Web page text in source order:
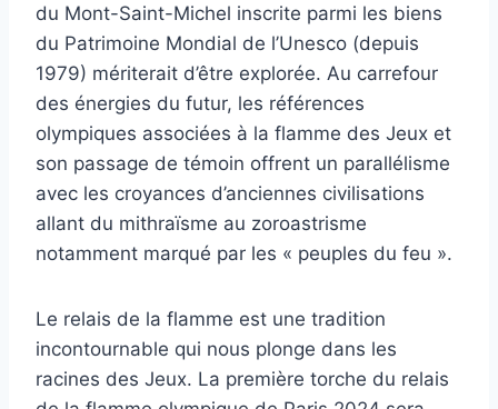
du Mont-Saint-Michel inscrite parmi les biens
du Patrimoine Mondial de l’Unesco (depuis
1979) mériterait d’être explorée. Au carrefour
des énergies du futur, les références
olympiques associées à la flamme des Jeux et
son passage de témoin offrent un parallélisme
avec les croyances d’anciennes civilisations
allant du mithraïsme au zoroastrisme
notamment marqué par les « peuples du feu ».
Le relais de la flamme est une tradition
incontournable qui nous plonge dans les
racines des Jeux. La première torche du relais